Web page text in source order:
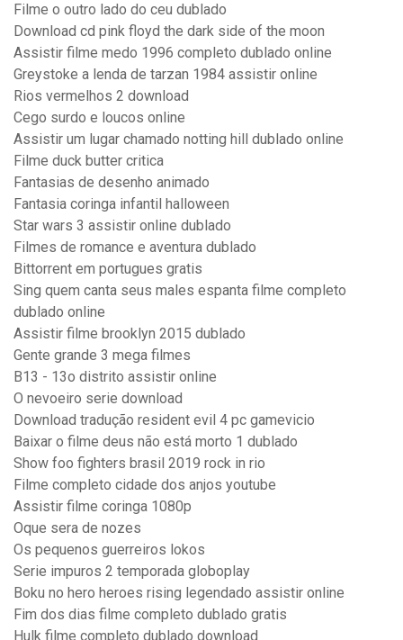
Filme o outro lado do ceu dublado
Download cd pink floyd the dark side of the moon
Assistir filme medo 1996 completo dublado online
Greystoke a lenda de tarzan 1984 assistir online
Rios vermelhos 2 download
Cego surdo e loucos online
Assistir um lugar chamado notting hill dublado online
Filme duck butter critica
Fantasias de desenho animado
Fantasia coringa infantil halloween
Star wars 3 assistir online dublado
Filmes de romance e aventura dublado
Bittorrent em portugues gratis
Sing quem canta seus males espanta filme completo
dublado online
Assistir filme brooklyn 2015 dublado
Gente grande 3 mega filmes
B13 - 13o distrito assistir online
O nevoeiro serie download
Download tradução resident evil 4 pc gamevicio
Baixar o filme deus não está morto 1 dublado
Show foo fighters brasil 2019 rock in rio
Filme completo cidade dos anjos youtube
Assistir filme coringa 1080p
Oque sera de nozes
Os pequenos guerreiros lokos
Serie impuros 2 temporada globoplay
Boku no hero heroes rising legendado assistir online
Fim dos dias filme completo dublado gratis
Hulk filme completo dublado download